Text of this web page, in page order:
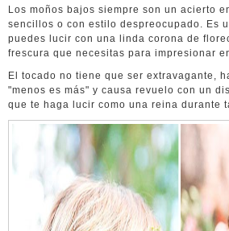
Los moños bajos siempre son un acierto
sencillos o con estilo despreocupado. Es
puedes lucir con una linda corona de
frescura que necesitas para impresionar
El tocado no tiene que ser extravagante,
"menos es más" y causa revuelo con un
que te haga lucir como una reina durante